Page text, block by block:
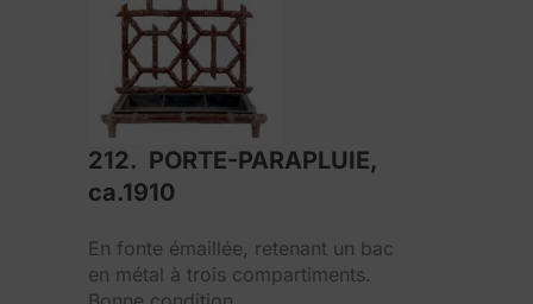
212. PORTE-PARAPLUIE,
ca.1910
En fonte émaillée, retenant un bac
en métal à trois compartiments.